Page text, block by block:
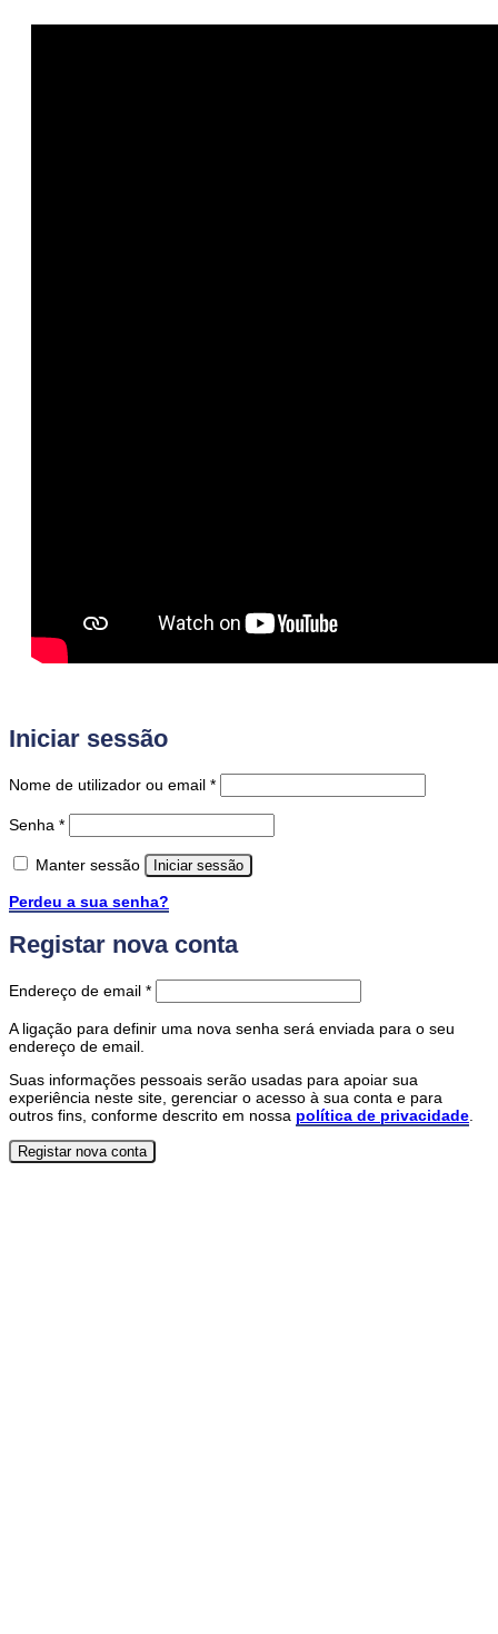
Iniciar sessão
Nome de utilizador ou email *Obrigatório
Senha *Obrigatório
Manter sessão Iniciar sessão
Perdeu a sua senha?
Registar nova conta
Endereço de email *Obrigatório
A ligação para definir uma nova senha será enviada para o seu
endereço de email.
Suas informações pessoais serão usadas para apoiar sua
experiência neste site, gerenciar o acesso à sua conta e para
outros fins, conforme descrito em nossa política de privacidade
Registar nova conta